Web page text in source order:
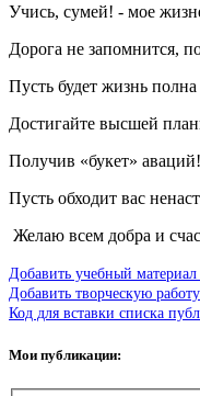
Учись, сумей! - мое
Дорога не запомнится,
Пусть будет жизнь
Достигайте высшей
Получив «букет» аваций!
Пусть обходит вас
Желаю всем добра и
Добавить учебный
Добавить творческую
Код для вставки списка
Мои публикации: